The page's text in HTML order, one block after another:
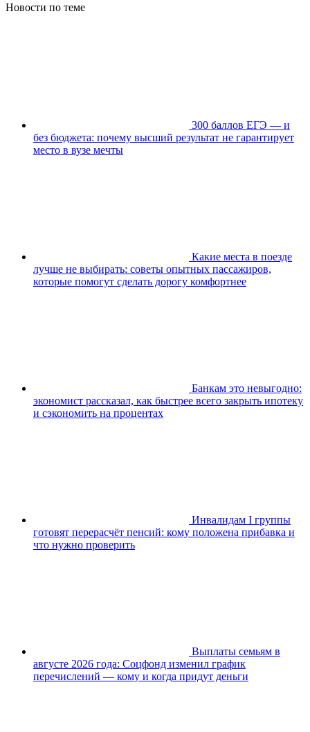
Новости по теме
300 баллов ЕГЭ — и
без бюджета: почему высший результат не гарантирует
место в вузе мечты
Какие места в поезде
лучше не выбирать: советы опытных пассажиров,
которые помогут сделать дорогу комфортнее
Банкам это невыгодно:
экономист рассказал, как быстрее всего закрыть ипотеку
и сэкономить на процентах
Инвалидам I группы
готовят перерасчёт пенсий: кому положена прибавка и
что нужно проверить
Выплаты семьям в
августе 2026 года: Соцфонд изменил график
перечислений — кому и когда придут деньги